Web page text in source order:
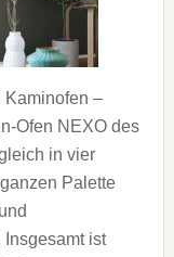
–
Ofen NEXO des
in vier
Palette
Insgesamt ist